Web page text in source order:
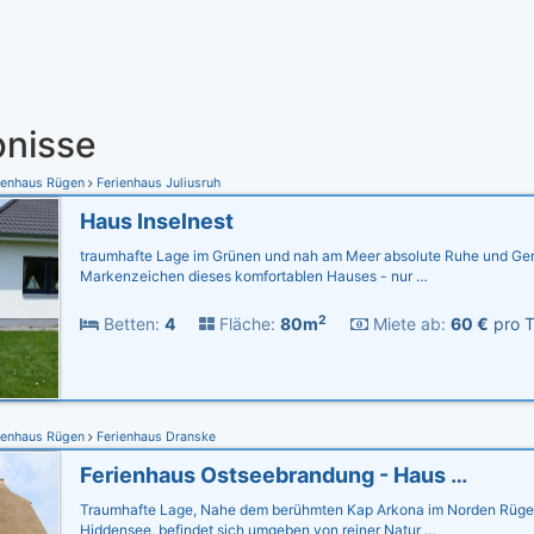
Rügen Ferienhaus Juliusruh
Haus Inselnest
traumhafte Lage im Grünen und nah am Meer absolute Ruhe und
Markenzeichen dieses komfortablen Hauses - nur …
Betten: 4 Fläche: 80m2 Miete ab: 60 € pro
Rügen Ferienhaus Dranske
Ferienhaus Ostseebrandung - Haus Seestern
Traumhafte Lage, Nahe dem berühmten Kap Arkona im Norden
Hiddensee, befindet sich umgeben von reiner Natur …